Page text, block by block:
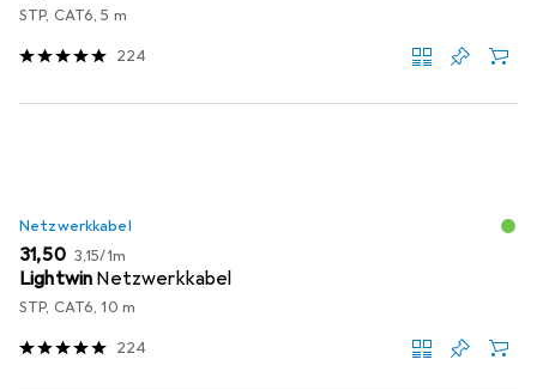
STP, CAT6, 5 m
224
Netzwerkkabel
EUR
31,50 EUR
3,15/1m
Lightwin Netzwerkkabel
STP, CAT6, 10 m
224